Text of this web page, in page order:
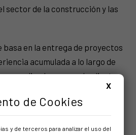
sector de la construcción y las
en la entrega de proyectos
acumulada a lo largo de
para cada cliente.
X
de Cookies
y de terceros para analizar el uso del